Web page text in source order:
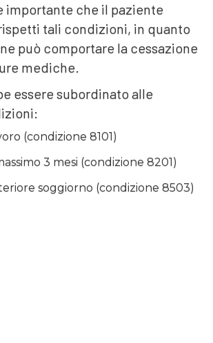
importante che il paziente
tali condizioni, in quanto
può comportare la cessazione
mediche.
essere subordinato alle
(condizione 8101)
3 mesi (condizione 8201)
soggiorno (condizione 8503)